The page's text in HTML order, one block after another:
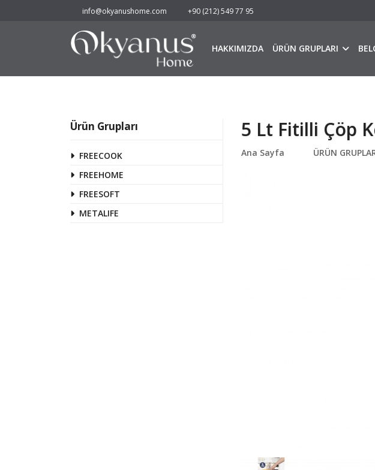
info@okyanushome.com +90 (212) 549 77 95
HAKKIMIZDA ÜRÜN GRUPLARI
Ürün Grupları
FREECOOK
FREEHOME
FREESOFT
METALIFE
5 Lt Fitilli Çöp
Ana Sayfa ÜRÜN